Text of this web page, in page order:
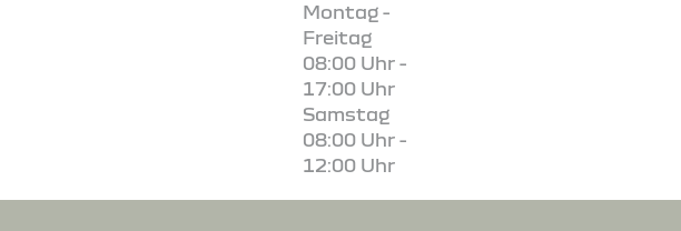
Montag -
Freitag
08:00 Uhr -
17:00 Uhr
Samstag
08:00 Uhr -
12:00 Uhr